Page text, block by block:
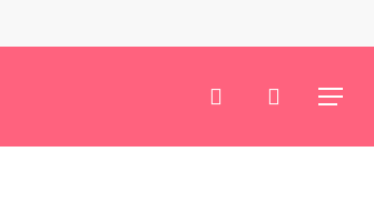
procurarconta
Menu